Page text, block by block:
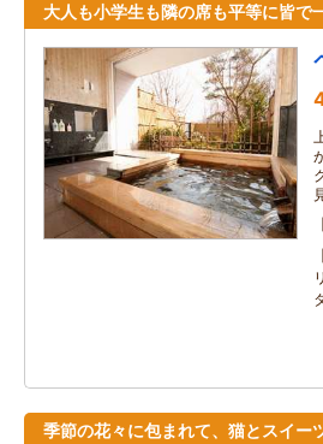
大人も小学生も隣の席も平等に皆で
季節の花々に包まれて、猫とスイー